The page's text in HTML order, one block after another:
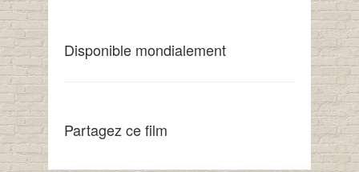
Disponible mondialement
Partagez ce film